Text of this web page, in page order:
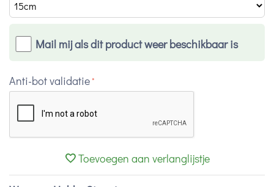
Mail mij als dit product weer beschikbaar is
Anti-bot validatie
Toevoegen aan verlanglijstje